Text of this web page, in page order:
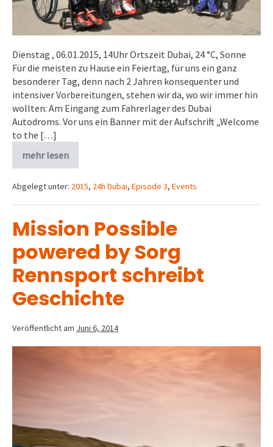
Dienstag , 06.01.2015, 14Uhr Ortszeit Dubai, 24 °C, Sonne
Für die meisten zu Hause ein Feiertag, für uns ein ganz
besonderer Tag, denn nach 2 Jahren konsequenter und
intensiver Vorbereitungen, stehen wir da, wo wir immer hin
wollten: Am Eingang zum Fahrerlager des Dubai
Autodroms. Vor uns ein Banner mit der Aufschrift „Welcome
to the […]
mehr lesen
Abgelegt unter: 2015, 24h Dubai, Episode 3, Events
Mission Possible
powered by Sorg
Rennsport schreibt
Geschichte
Veröffentlicht am Juni 6, 2014